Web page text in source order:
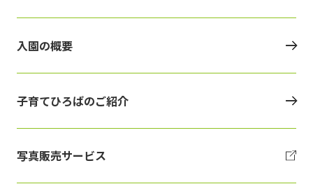
入園の概要
子育てひろばのご紹介
写真販売サービス